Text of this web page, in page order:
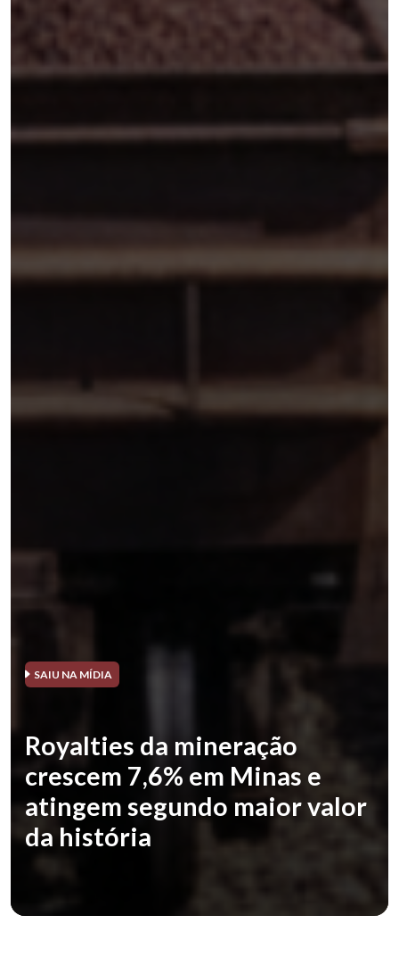
SAIU NA MÍDIA
Royalties da mineração
crescem 7,6% em Minas e
atingem segundo maior valor
da história